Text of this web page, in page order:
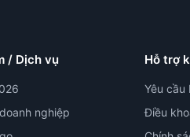
/ Dịch vụ
nghiệp
Hỗ trợ
Yêu cầu
Điều